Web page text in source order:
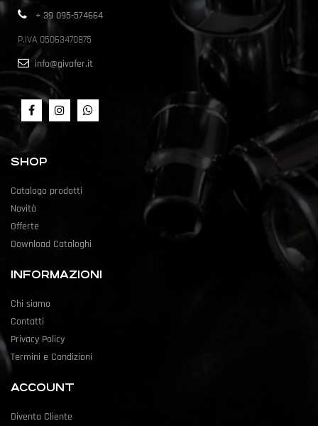
+ 39 095-574664
P.IVA 05063470875
info@givafer.it
SHOP
Catalogo prodotti
Novità
Offerte
Download Cataloghi
INFORMAZIONI
Chi siamo
Contatti
Privacy Policy
Termini e Condizioni
ACCOUNT
Diventa Cliente